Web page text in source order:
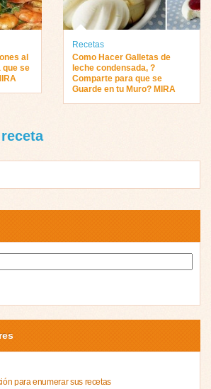
al
que se
Recetas
Como Hacer Galletas de
leche condensada, ?
Comparte para que se
Guarde en tu Muro? MIRA
para enumerar sus recetas